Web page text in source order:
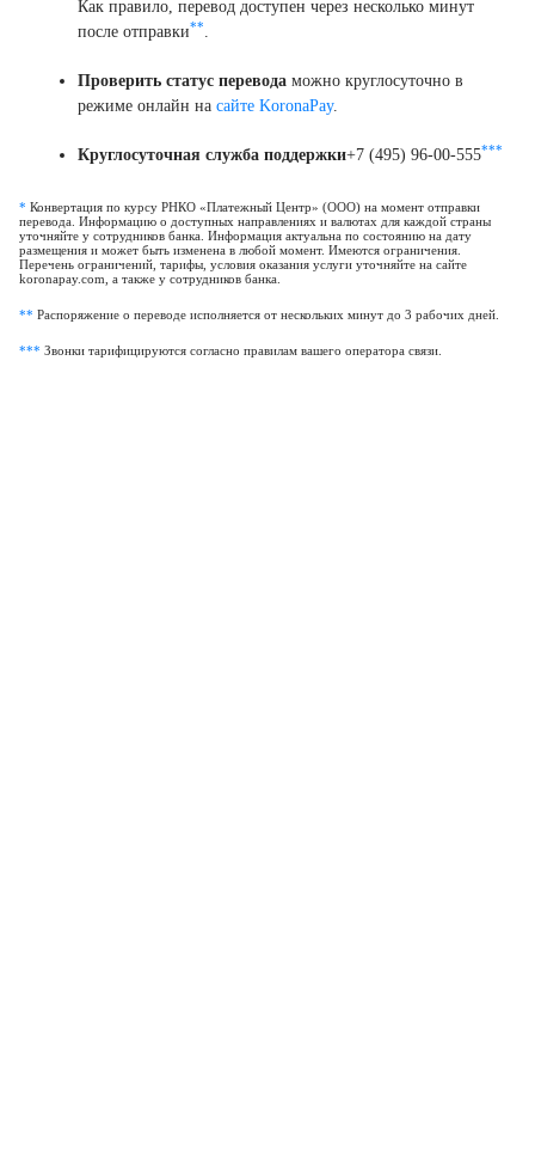
Как правило, перевод доступен через несколько минут
после отправки**.
Проверить статус перевода можно круглосуточно в
режиме онлайн на сайте KoronaPay.
Круглосуточная служба поддержки+7 (495) 96-00-555***
* Конвертация по курсу РНКО «Платежный Центр» (ООО) на момент отправки
перевода. Информацию о доступных направлениях и валютах для каждой страны
уточняйте у сотрудников банка. Информация актуальна по состоянию на дату
размещения и может быть изменена в любой момент. Имеются ограничения.
Перечень ограничений, тарифы, условия оказания услуги уточняйте на сайте
koronapay.com, а также у сотрудников банка.
** Распоряжение о переводе исполняется от нескольких минут до 3 рабочих дней.
*** Звонки тарифицируются согласно правилам вашего оператора связи.